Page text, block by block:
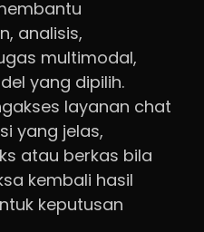
analisis,
multimodal,
yang dipilih.
layanan chat
yang jelas,
atau berkas bila
kembali hasil
keputusan